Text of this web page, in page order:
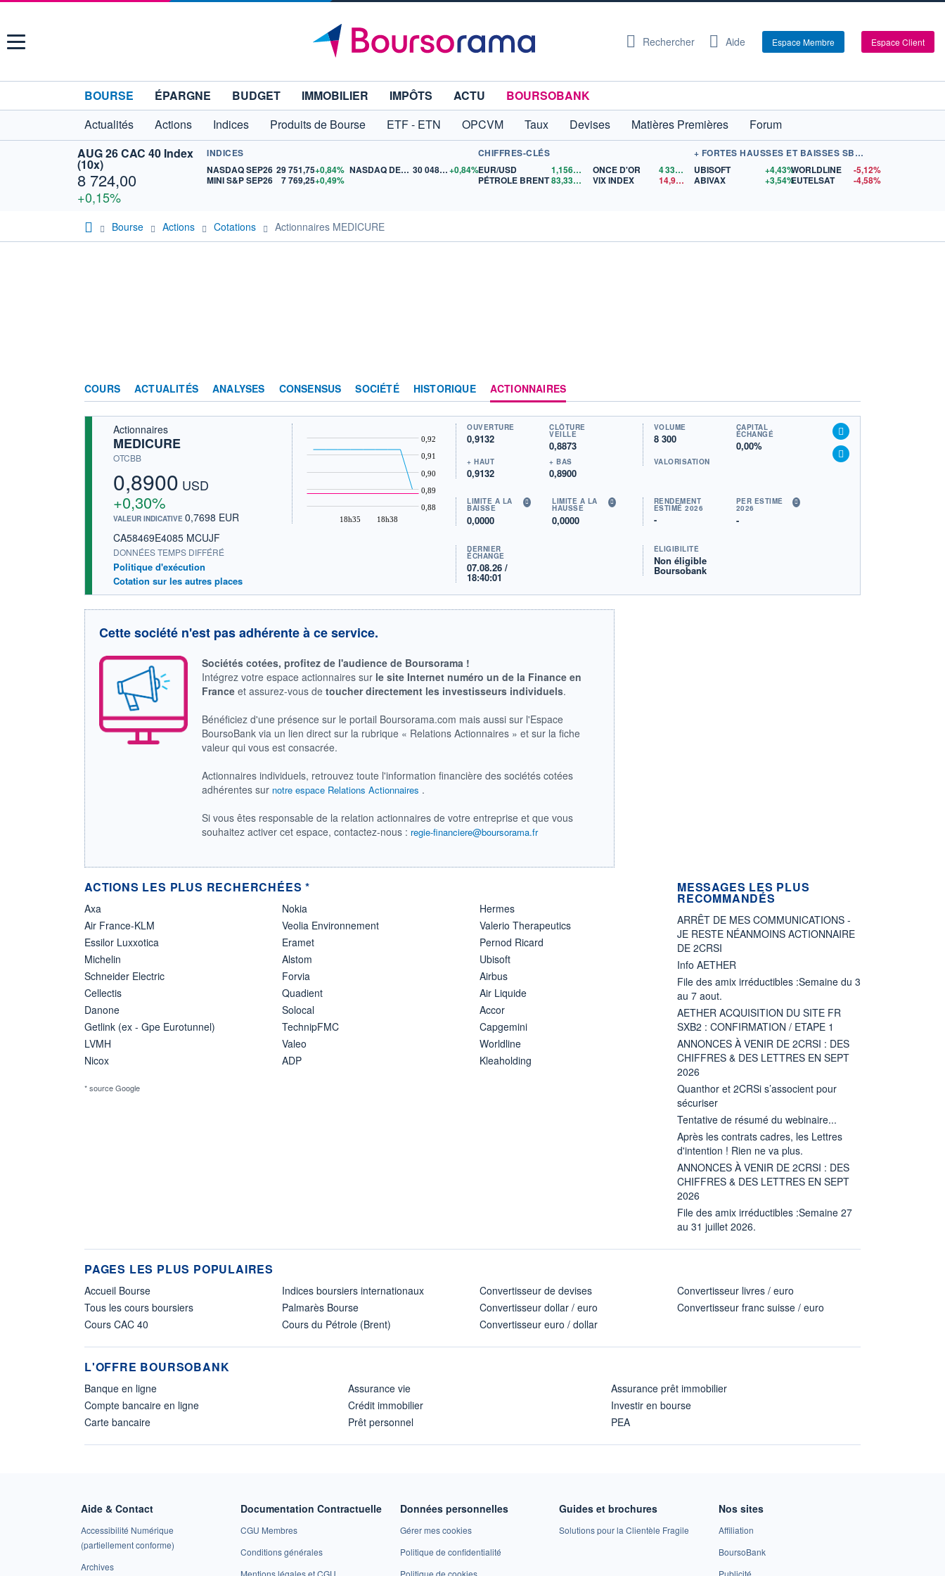
Menu Rechercher Aide Espace Membre Espace Client
BOURSE ÉPARGNE BUDGET IMMOBILIER IMPÔTS ACTU
BOURSOBANK
Actualités
Actions Indices Produits de Bourse ETF - ETN OPCVM Taux Devises Matières Premières
Forum
AUG 26 CAC 40 Index
(10x)
8 724,00
+0,15%
INDICES
NASDAQ SEP26 29 751,75+0,84%
MINI S&P SEP26
7 769,25+0,49%
NASDAQ DEC26 30 048,00+0,84%
CHIFFRES-CLÉS
EUR/USD
1,1561$US
PÉTROLE BRENT
83,33
$US
ONCE D'OR 4 335,54
$US
VIX INDEX
14,99$US
+ FORTES HAUSSES ET BAISSES SBF 120
UBISOFT
+4,43%
ABIVAX
+3,54%
WORLDLINE
-5,12%
EUTELSAT
-4,58%
Bourse Actions Cotations Actionnaires MEDICURE
COURS ACTUALITÉS ANALYSES CONSENSUS SOCIÉTÉ HISTORIQUE ACTIONNAIRES
Actionnaires
MEDICURE
OTCBB
0,8900 USD
+0,30%
VALEUR INDICATIVE 0,7698 EUR
CA58469E4085 MCUJF
DONNÉES TEMPS DIFFÉRÉ
Politique d'exécution
Cotation sur les autres places
18h35 18h38
0,88
0,89
0,90
0,91
0,92
OUVERTURE
0,9132
CLÔTURE
VEILLE
0,8873
+ HAUT
0,9132
+ BAS
0,8900
VOLUME
8 300
CAPITAL
ÉCHANGÉ
0,00%
VALORISATION
LIMITE À LA
BAISSE
0,0000
LIMITE À LA
HAUSSE
0,0000
RENDEMENT
ESTIMÉ 2026
-
PER ESTIMÉ
2026
-
DERNIER
ÉCHANGE
07.08.26 /
18:40:01
ÉLIGIBILITÉ
Non éligible
Boursobank
Cette société n'est pas adhérente à ce service.
Sociétés cotées, profitez de l'audience de Boursorama !
Intégrez votre espace actionnaires sur le site Internet numéro un de la Finance en
France et assurez-vous detoucher directement les investisseurs individuels.
Bénéficiez d'une présence sur le portail Boursorama.com mais aussi sur l'Espace
BoursoBank via un lien direct sur la rubrique « Relations Actionnaires » et sur la fiche
valeur qui vous est consacrée.
Actionnaires individuels, retrouvez toute l'information financière des sociétés cotées
adhérentes sur notre espace Relations Actionnaires .
Si vous êtes responsable de la relation actionnaires de votre entreprise et que vous
souhaitez activer cet espace, contactez-nous : regie-financiere@boursorama.fr
ACTIONS LES PLUS RECHERCHÉES *
Axa
Air France-KLM
Essilor Luxxotica
Michelin
Schneider Electric
Cellectis
Danone
Getlink (ex - Gpe Eurotunnel)
LVMH
Nicox
Nokia
Veolia Environnement
Eramet
Alstom
Forvia
Quadient
Solocal
TechnipFMC
Valeo
ADP
Hermes
Valerio Therapeutics
Pernod Ricard
Ubisoft
Airbus
Air Liquide
Accor
Capgemini
Worldline
Kleaholding
* source Google
MESSAGES LES PLUS
RECOMMANDÉS
ARRÊT DE MES COMMUNICATIONS -
JE RESTE NÉANMOINS ACTIONNAIRE
DE 2CRSI
Info AETHER
File des amix irréductibles :Semaine du 3
au 7 aout.
AETHER ACQUISITION DU SITE FR
SXB2 : CONFIRMATION / ETAPE 1
ANNONCES À VENIR DE 2CRSI : DES
CHIFFRES & DES LETTRES EN SEPT
2026
Quanthor et 2CRSi s’associent pour
sécuriser
Tentative de résumé du webinaire...
Après les contrats cadres, les Lettres
d'intention ! Rien ne va plus.
ANNONCES À VENIR DE 2CRSI : DES
CHIFFRES & DES LETTRES EN SEPT
2026
File des amix irréductibles :Semaine 27
au 31 juillet 2026.
PAGES LES PLUS POPULAIRES
Accueil Bourse
Tous les cours boursiers
Cours CAC 40
Indices boursiers internationaux
Palmarès Bourse
Cours du Pétrole (Brent)
Convertisseur de devises
Convertisseur dollar / euro
Convertisseur euro / dollar
Convertisseur livres / euro
Convertisseur franc suisse / euro
L'OFFRE BOURSOBANK
Banque en ligne
Compte bancaire en ligne
Carte bancaire
Assurance vie
Crédit immobilier
Prêt personnel
Assurance prêt immobilier
Investir en bourse
PEA
Aide & Contact
Accessibilité Numérique
(partiellement conforme)
Archives
Documentation Contractuelle
CGU Membres
Conditions générales
Mentions légales et CGU
Données personnelles
Gérer mes cookies
Politique de confidentialité
Politique de cookies
Guides et brochures
Solutions pour la Clientèle Fragile
Nos sites
Affiliation
BoursoBank
Publicité